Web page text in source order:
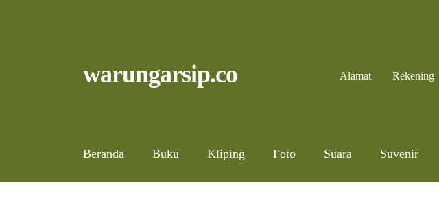
to
to
warungarsip.co Alamat Rekening
Beranda Buku Kliping Foto Suara Suvenir